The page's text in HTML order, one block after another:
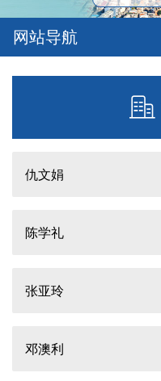
网站导航
仇文娟
陈学礼
张亚玲
邓澳利